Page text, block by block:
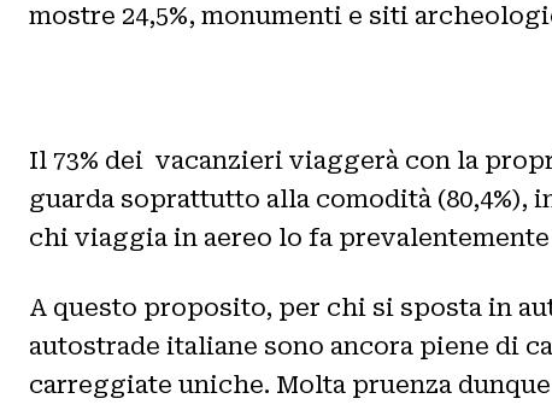
mostre 24,5%, monumenti e siti
Il 73% dei vacanzieri viaggerà con la
guarda soprattutto alla comodità (80,4%),
chi viaggia in aereo lo fa
A questo proposito, per chi si sposta in
autostrade italiane sono ancora piene di
carreggiate uniche. Molta pruenza